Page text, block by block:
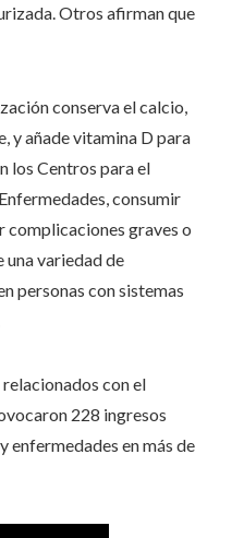
Otros afirman que
conserva el calcio,
y añade vitamina D para
los Centros para el
consumir
complicaciones graves o
una variedad de
personas con sistemas
con el
228 ingresos
enfermedades en más de